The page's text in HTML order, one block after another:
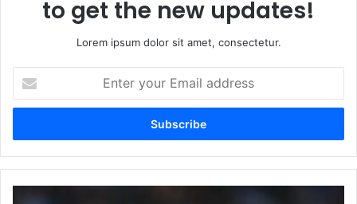
to get the new updates!
Lorem ipsum dolor sit amet, consectetur.
your
Email